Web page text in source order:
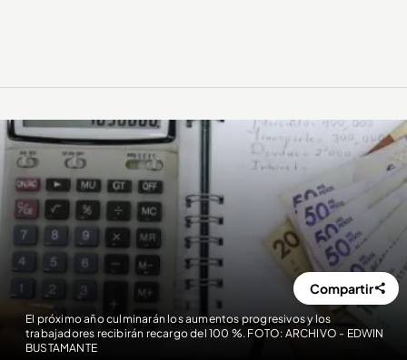
El próximo año culminarán los aumentos progresivos y los
trabajadores recibirán recargo del 100 %. FOTO: ARCHIVO - EDWIN
BUSTAMANTE
Compartir